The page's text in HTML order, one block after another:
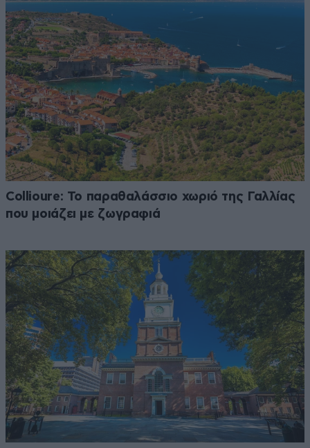
Collioure: Το παραθαλάσσιο χωριό της Γαλλίας
που μοιάζει με ζωγραφιά